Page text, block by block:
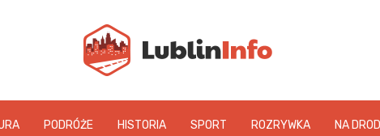
PODRÓŻE HISTORIA SPORT ROZRYWKA NA